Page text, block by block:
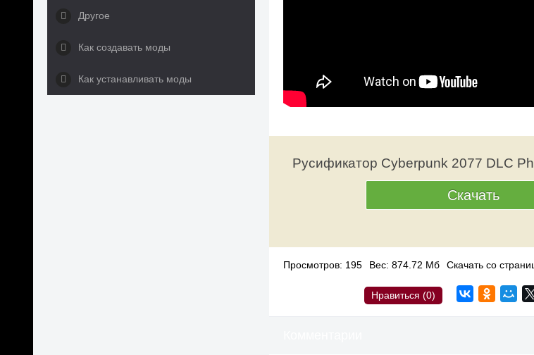
Другое
Как создавать моды
Как устанавливать моды
Русификатор Cyberpunk 2077 DLC
Скачать
Просмотров: 195 Вес: 874.72 Мб Скачать со
Нравиться (0)